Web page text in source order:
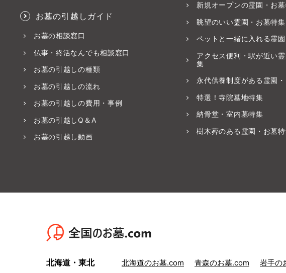
お墓の引越しガイド
お墓の相談窓口
仏事・終活なんでも相談窓口
お墓の引越しの種類
お墓の引越しの流れ
お墓の引越しの費用・事例
お墓の引越しQ＆A
お墓の引越し動画
新規オープンの霊園・お
眺望のいい霊園・お墓特集
ペットと一緒に入れる霊
アクセス便利・駅が近い
集
永代供養制度がある霊園
特選！寺院墓地特集
納骨堂・室内墓特集
樹木葬のある霊園・お墓
北海道・東北 北海道のお墓.com 青森のお墓.com 岩手の